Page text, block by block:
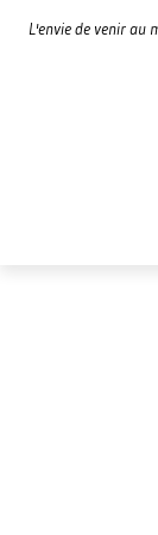
L'envie de venir au